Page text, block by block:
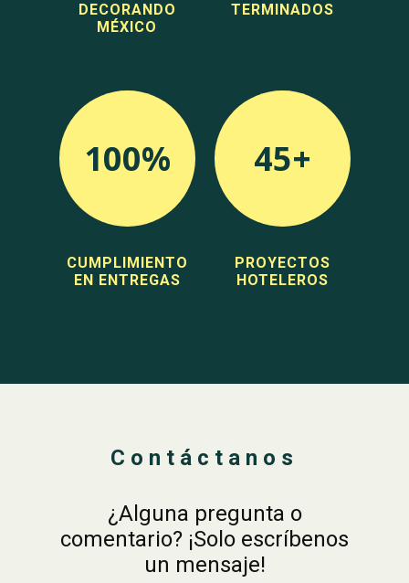
DECORANDO
MÉXICO
TERMINADOS
100%
CUMPLIMIENTO
EN ENTREGAS
45+
PROYECTOS
HOTELEROS
Contáctanos
¿Alguna pregunta o
comentario? ¡Solo escríbenos
un mensaje!